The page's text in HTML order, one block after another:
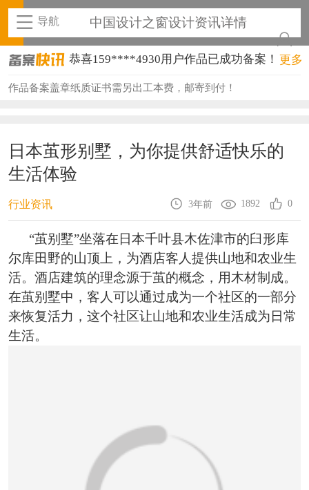
导航 中国设计之窗设计资讯详情
恭喜159****4930用户作品已成功备案！
恭喜150****6483用户作品已成功备案！
恭喜159****4201用户作品已成功备案！
恭喜133****6466用户作品已成功备案！
恭喜131****1475用户作品已成功备案！
恭喜133****8874用户作品已成功备案！
恭喜138****8638用户作品已成功备案！
恭喜133****9020用户作品已成功备案！
恭喜136****9807用户作品已成功备案！
更多
作品备案盖章纸质证书需另出工本费，邮寄到付！
日本茧形别墅，为你提供舒适快乐的
生活体验
行业资讯 3年前 1892 0
“茧别墅”坐落在日本千叶县木佐津市的臼形库
尔库田野的山顶上，为酒店客人提供山地和农业生
活。酒店建筑的理念源于茧的概念，用木材制成。
在茧别墅中，客人可以通过成为一个社区的一部分
来恢复活力，这个社区让山地和农业生活成为日常
生活。